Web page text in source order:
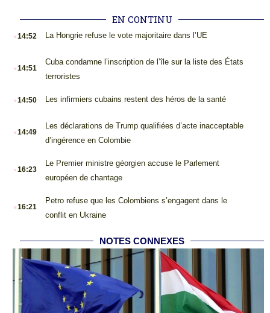
EN CONTINU
.14:52 La Hongrie refuse le vote majoritaire dans l’UE
.14:51
Cuba condamne l’inscription de l’île sur la liste des États
terroristes
.14:50 Les infirmiers cubains restent des héros de la santé
.14:49
Les déclarations de Trump qualifiées d’acte inacceptable
d’ingérence en Colombie
.16:23
Le Premier ministre géorgien accuse le Parlement
européen de chantage
.16:21
Petro refuse que les Colombiens s’engagent dans le
conflit en Ukraine
NOTES CONNEXES